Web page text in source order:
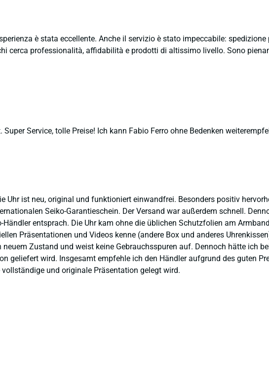
è stata eccellente. Anche il servizio è stato impeccabile:
cerca professionalità, affidabilità e prodotti di altissimo livello. Sono
Service, tolle Preise! Ich kann Fabio Ferro ohne Bedenken
Uhr ist neu, original und funktioniert einwandfrei. Besonders positiv
Seiko-Garantieschein. Der Versand war außerdem schnell.
entsprach. Die Uhr kam ohne die üblichen Schutzfolien am
Präsentationen und Videos kenne (andere Box und anderes
Zustand und weist keine Gebrauchsspuren auf. Dennoch hätte ich
geliefert wird. Insgesamt empfehle ich den Händler aufgrund des guten
und originale Präsentation gelegt wird.